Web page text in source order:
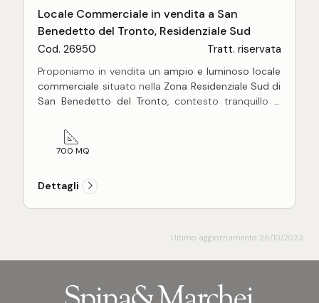
Locale Commerciale in vendita a San
Benedetto del Tronto, Residenziale Sud
Cod. 26950 Tratt. riservata
Proponiamo in vendita un ampio e luminoso locale
commerciale situato nella Zona Residenziale Sud di
San Benedetto del Tronto, contesto tranquillo e
L'immobile, posto al
unico livello
e una comoda area uffici, disposti su due livelli.
La proprietà è
offrendo così la possibilità di personalizzare gli
o organizzare eventi all'aperto. È inoltre presente
700 MQ
Dettagli
Ultimo aggiornamento 26/10/2023